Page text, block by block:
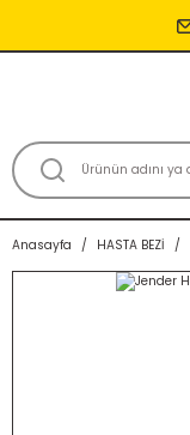
Anasayfa HASTA BEZİ